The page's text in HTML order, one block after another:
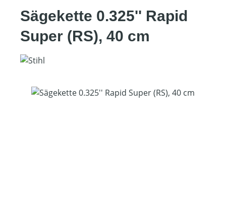
Sägekette 0.325'' Rapid
Super (RS), 40 cm
Bildergalerie überspringen